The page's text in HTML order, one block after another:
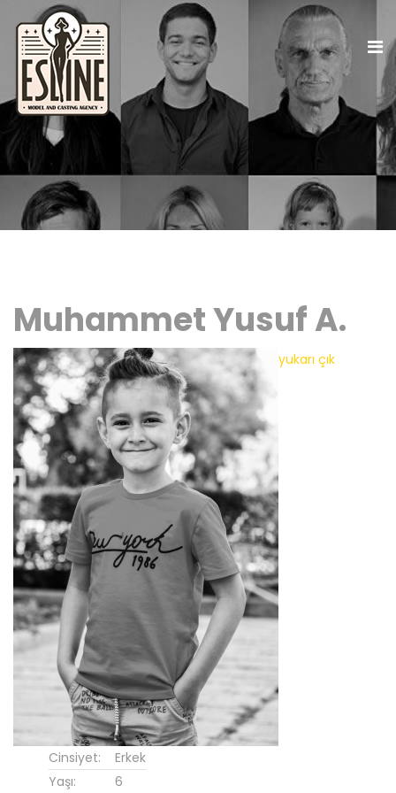
Muhammet Yusuf A.
Cinsiyet:
Erkek
Yaşı:
6
yukarı çık